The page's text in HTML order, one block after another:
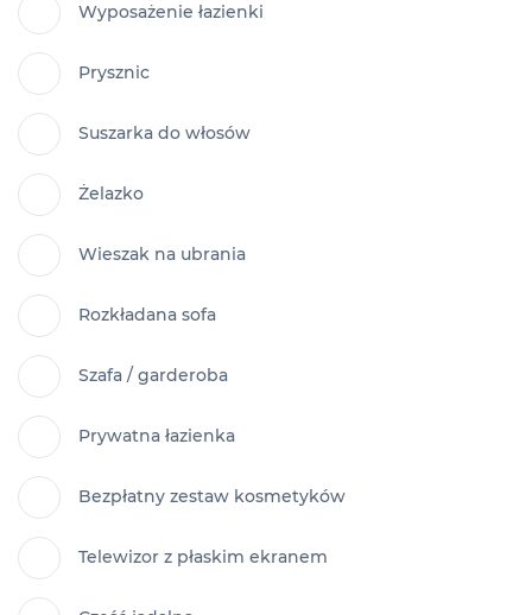
Wyposażenie łazienki
Prysznic
Suszarka do włosów
Żelazko
Wieszak na ubrania
Rozkładana sofa
Szafa / garderoba
Prywatna łazienka
Bezpłatny zestaw kosmetyków
Telewizor z płaskim ekranem